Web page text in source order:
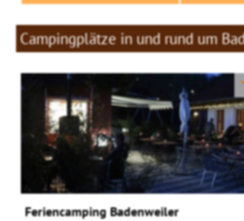
Campingplätze in und rund um
Feriencamping Badenweiler